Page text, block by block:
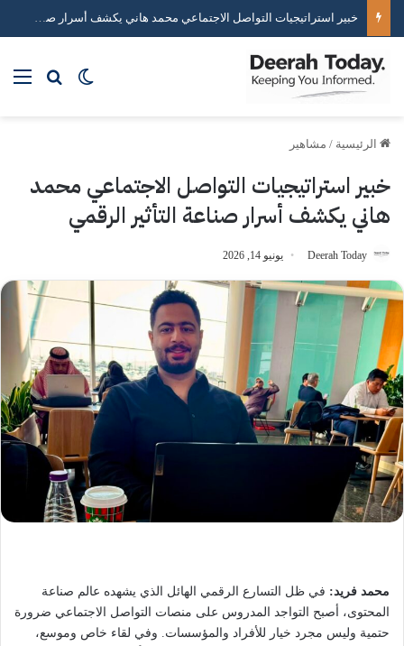
خبير استراتيجيات التواصل الاجتماعي محمد هاني يكشف أسرار صناعة التأثير الرقمي
بحثالوضع
الرئيسية / مشاهير
خبير استراتيجيات التواصل الاجتماعي محمد
هاني يكشف أسرار صناعة التأثير الرقمي
Deerah Today يونيو 14, 2026
محمد فريد: في ظل التسارع الرقمي الهائل الذي يشهده عالم صناعة
المحتوى، أصبح التواجد المدروس على منصات التواصل الاجتماعي ضرورة
حتمية وليس مجرد خيار للأفراد والمؤسسات. وفي لقاء خاص وموسع،